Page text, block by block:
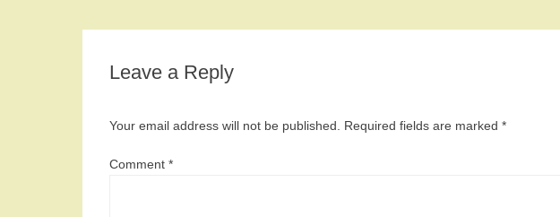
Leave a Reply
Your email address will not be published. Required fields are marked *
Comment *